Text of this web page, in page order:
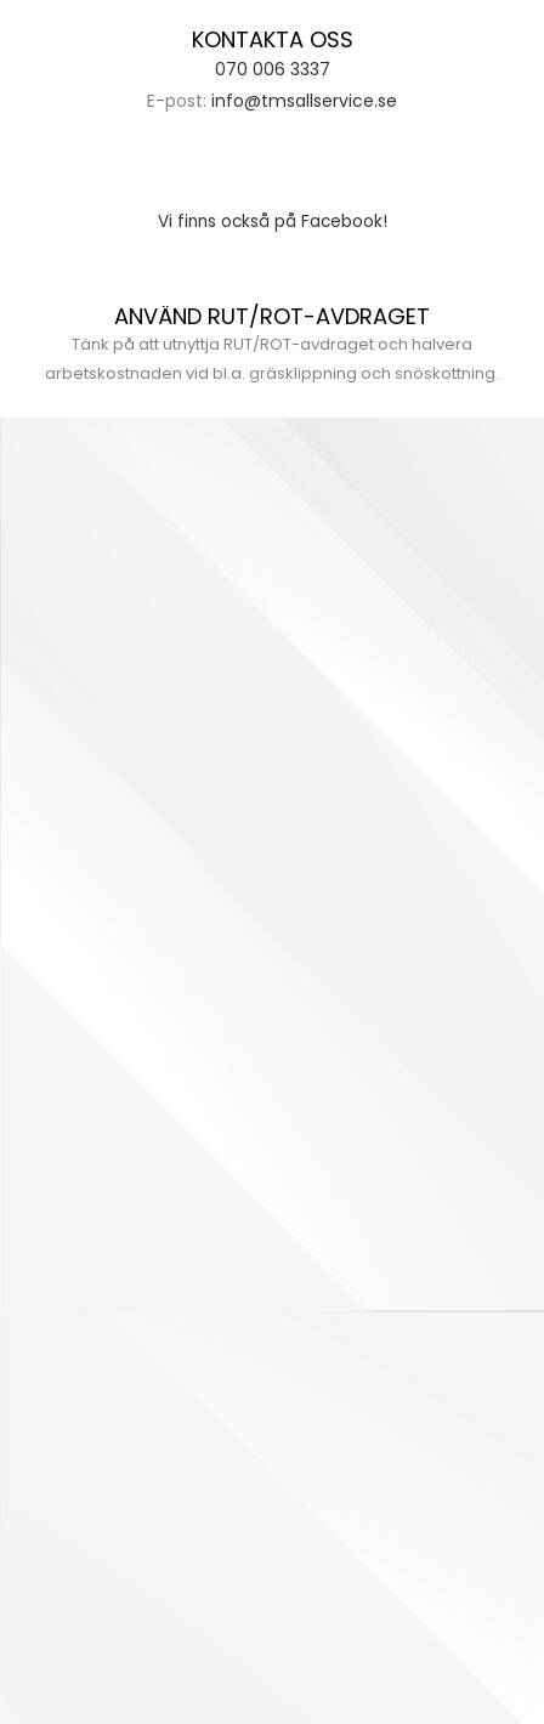
KONTAKTA OSS
070 006 3337
E-post: info@tmsallservice.se
Vi finns också på Facebook!
ANVÄND RUT/ROT-AVDRAGET
Tänk på att utnyttja RUT/ROT-avdraget och halvera
arbetskostnaden vid bl.a. gräsklippning och snöskottning.